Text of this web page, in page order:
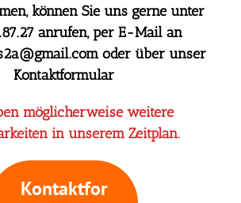
können Sie uns gerne unter
anrufen, per E-Mail an
oder über unser
Kontaktformular
möglicherweise weitere
in unserem Zeitplan.
Kontaktfor